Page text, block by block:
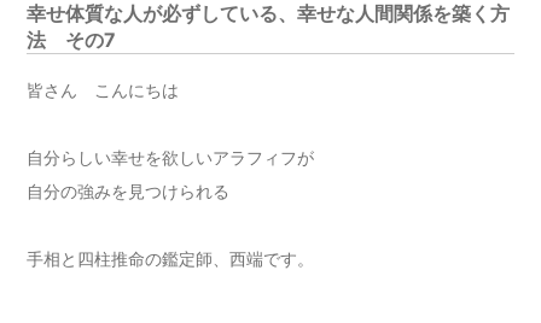
幸せ体質な人が必ずしている、幸せな人間関係を築く方
法 その7
皆さん こんにちは
自分らしい幸せを欲しいアラフィフが
自分の強みを見つけられる
手相と四柱推命の鑑定師、西端です。